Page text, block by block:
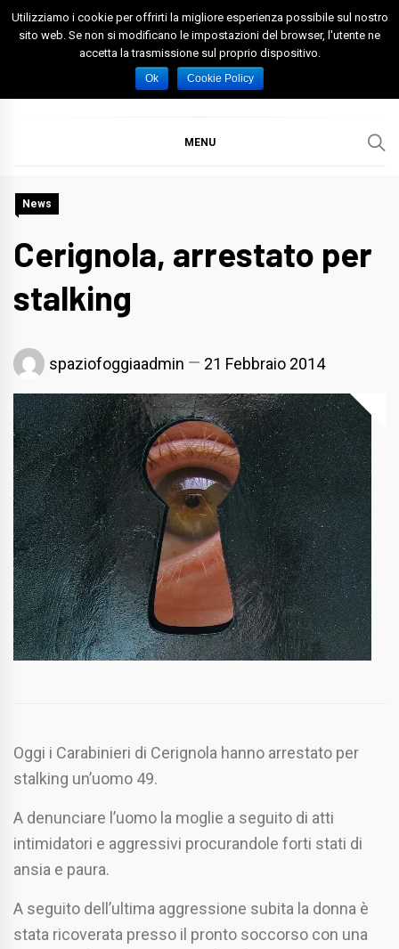
Skip
Spazio Foggia
Foggia News Calcio Eventi e Attività nella Capitanata
MENU
News
Cerignola, arrestato per
stalking
spaziofoggiaadmin 21 Febbraio 2014
Oggi i Carabinieri di Cerignola hanno arrestato per
stalking un’uomo 49.
A denunciare l’uomo la moglie a seguito di atti
intimidatori e aggressivi procurandole forti stati di
ansia e paura.
A seguito dell’ultima aggressione subita la donna è
stata ricoverata presso il pronto soccorso con una
Utilizziamo i cookie per offrirti la migliore esperienza possibile sul nostro
sito web. Se non si modificano le impostazioni del browser, l'utente ne
accetta la trasmissione sul proprio dispositivo.
Ok Cookie Policy